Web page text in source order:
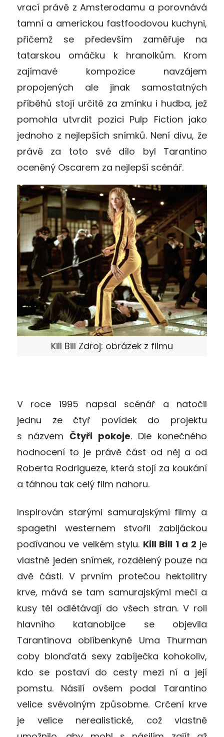
vrací právě z Amsterodamu a porovnává
tamní a americkou fastfoodovou kuchyni,
přičemž se především zaměřuje na
tatarskou omáčku k hranolkům. Krom
zajímavé kompozice navzájem
propojených ale jinak samostatných
příběhů stojí určitě za zmínku i hudba, jež
pomohla utvrdit pozici Pulp Fiction jako
jednoho z nejlepších snímků. Není divu, že
právě za toto své dílo byl Tarantino
oceněný Oscarem za nejlepší scénář.
Kill Bill Zdroj: obrázek z filmu
V roce 1995 napsal scénář a natočil
jednu ze čtyř povídek do projektu
s názvem Čtyři pokoje. Dle konečného
hodnocení to je právě část od něj a od
Roberta Rodrigueze, která stojí za koukání
a táhnou tak celý film nahoru.
Inspirován starými samurajskými filmy a
spagethi westernem stvořil zabijáckou
podívanou ve velkém stylu. Kill Bill 1 a 2 je
vlastně jeden snímek, rozdělený pouze na
dvě části. V prvním protečou hektolitry
krve, mává se tam samurajskými meči a
kusy těl odlétávají do všech stran. V roli
hlavního katanobijce se objevila
Tarantinova oblíbenkyně Uma Thurman
coby blonďatá sexy zabíječka kohokoliv,
kdo se postaví do cesty mezi ní a její
pomstu. Násilí ovšem podal Tarantino
velice svévolným způsobme. Crčení krve
je velice nerealistické, což vlastně